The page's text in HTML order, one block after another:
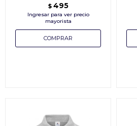
$ 495